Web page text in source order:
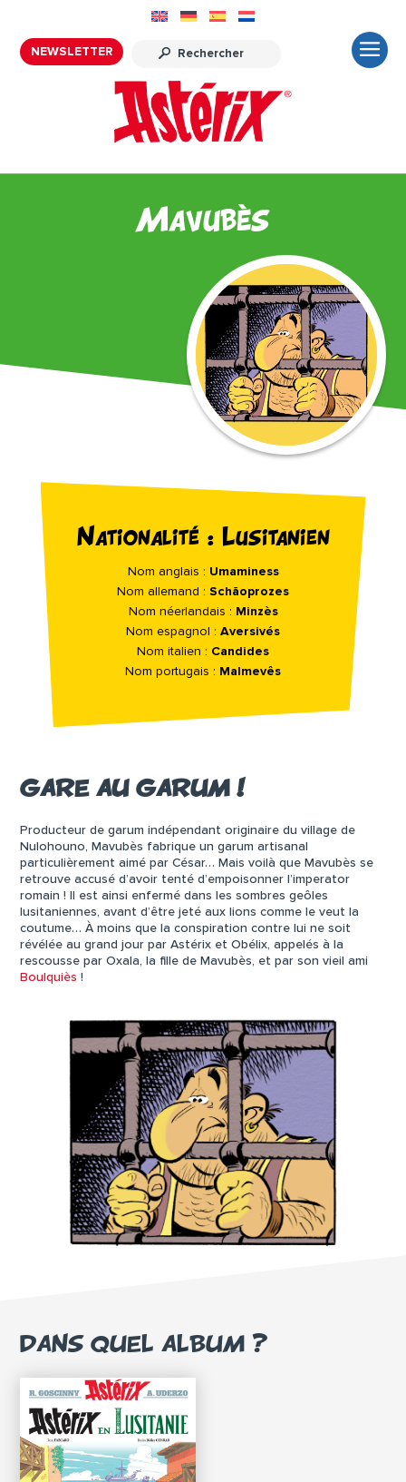
NEWSLETTER
Mavubès
Nationalité : Lusitanien
Nom anglais : Umaminess
Nom allemand : Schãoprozes
Nom néerlandais : Minzès
Nom espagnol : Aversivés
Nom italien : Candides
Nom portugais : Malmevês
GARE AU GARUM !
Producteur de garum indépendant originaire du village de
Nulohouno, Mavubès fabrique un garum artisanal
particulièrement aimé par César… Mais voilà que Mavubès se
retrouve accusé d’avoir tenté d’empoisonner l’imperator
romain ! Il est ainsi enfermé dans les sombres geôles
lusitaniennes, avant d’être jeté aux lions comme le veut la
coutume… À moins que la conspiration contre lui ne soit
révélée au grand jour par Astérix et Obélix, appelés à la
rescousse par Oxala, la fille de Mavubès, et par son vieil ami
Boulquiès !
DANS QUEL ALBUM ?